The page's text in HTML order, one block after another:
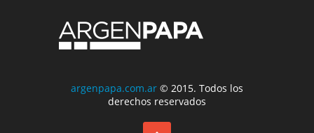
argenpapa.com.ar © 2015. Todos los
derechos reservados